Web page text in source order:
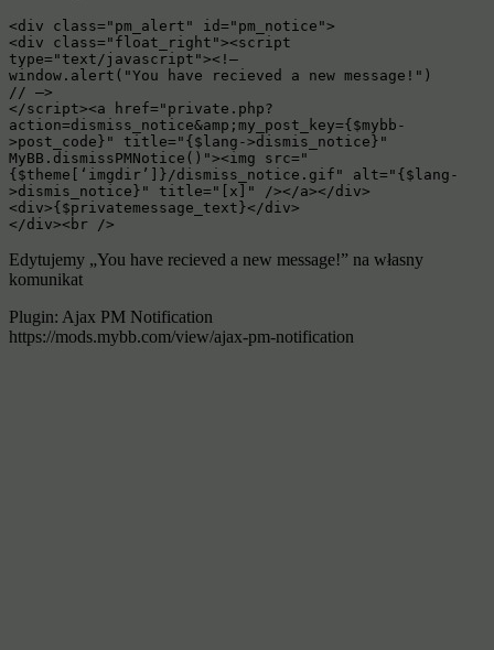
<div class="pm_alert" id="pm_notice">
<div class="float_right"><script
type="text/javascript"><!–
window.alert("You have recieved a new message!")
// –>
</script><a href="private.php?
action=dismiss_notice&amp;my_post_key={$mybb-
>post_code}" title="{$lang->dismis_notice}"
MyBB.dismissPMNotice()"><img src="
{$theme[‘imgdir’]}/dismiss_notice.gif" alt="{$lang-
>dismis_notice}" title="[x]" /></a></div>
<div>{$privatemessage_text}</div>
</div><br />
Edytujemy „You have recieved a new message!” na własny
komunikat
Plugin: Ajax PM Notification
https://mods.mybb.com/view/ajax-pm-notification